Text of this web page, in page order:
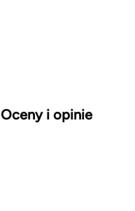
Oceny i opinie